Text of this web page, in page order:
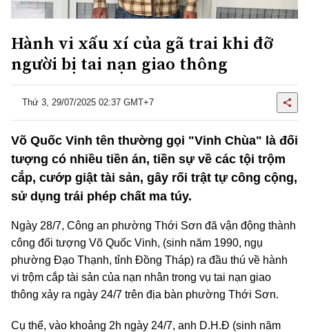
Hành vi xấu xí của gã trai khi đỡ
người bị tai nạn giao thông
Thứ 3, 29/07/2025 02:37 GMT+7
Võ Quốc Vinh tên thường gọi "Vinh Chùa" là đối
tượng có nhiều tiền án, tiền sự về các tội trộm
cắp, cướp giật tài sản, gây rối trật tự công cộng,
sử dụng trái phép chất ma túy.
Ngày 28/7, Công an phường Thới Sơn đã vận động thành
công đối tượng Võ Quốc Vinh, (sinh năm 1990, ngụ
phường Đạo Thạnh, tỉnh Đồng Tháp) ra đầu thú về hành
vi trộm cắp tài sản của nạn nhân trong vụ tai nạn giao
thông xảy ra ngày 24/7 trên địa bàn phường Thới Sơn.
Cụ thể, vào khoảng 2h ngày 24/7, anh D.H.Đ (sinh năm